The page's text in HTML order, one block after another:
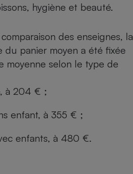
hygiène et beauté.
des enseignes, la
panier moyen a été fixée
moyenne selon le type de
à 204 € ;
enfant, à 355 € ;
enfants, à 480 €.